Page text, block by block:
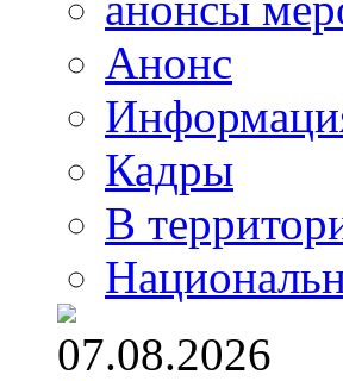
Анонс
Кадры
В
07.08.2026